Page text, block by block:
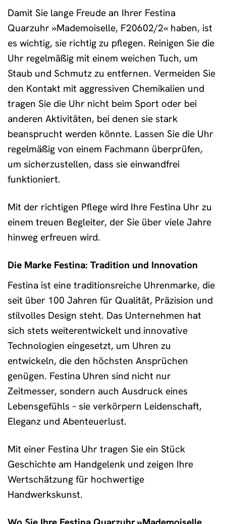
Damit Sie lange Freude an Ihrer Festina
Quarzuhr »Mademoiselle, F20602/2« haben, ist
es wichtig, sie richtig zu pflegen. Reinigen Sie die
Uhr regelmäßig mit einem weichen Tuch, um
Staub und Schmutz zu entfernen. Vermeiden Sie
den Kontakt mit aggressiven Chemikalien und
tragen Sie die Uhr nicht beim Sport oder bei
anderen Aktivitäten, bei denen sie stark
beansprucht werden könnte. Lassen Sie die Uhr
regelmäßig von einem Fachmann überprüfen,
um sicherzustellen, dass sie einwandfrei
funktioniert.
Mit der richtigen Pflege wird Ihre Festina Uhr zu
einem treuen Begleiter, der Sie über viele Jahre
hinweg erfreuen wird.
Die Marke Festina: Tradition und Innovation
Festina ist eine traditionsreiche Uhrenmarke, die
seit über 100 Jahren für Qualität, Präzision und
stilvolles Design steht. Das Unternehmen hat
sich stets weiterentwickelt und innovative
Technologien eingesetzt, um Uhren zu
entwickeln, die den höchsten Ansprüchen
genügen. Festina Uhren sind nicht nur
Zeitmesser, sondern auch Ausdruck eines
Lebensgefühls – sie verkörpern Leidenschaft,
Eleganz und Abenteuerlust.
Mit einer Festina Uhr tragen Sie ein Stück
Geschichte am Handgelenk und zeigen Ihre
Wertschätzung für hochwertige
Handwerkskunst.